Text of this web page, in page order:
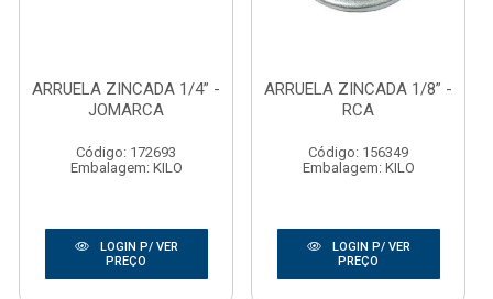
ARRUELA ZINCADA 1/4” -
JOMARCA
Código: 172693
Embalagem: KILO
LOGIN P/ VER
PREÇO
ARRUELA ZINCADA 1/8” -
RCA
Código: 156349
Embalagem: KILO
LOGIN P/ VER
PREÇO